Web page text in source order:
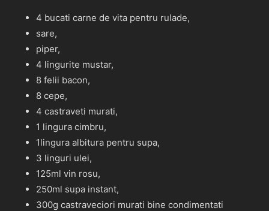
4 bucati carne de vita pentru rulade,
sare,
piper,
4 lingurite mustar,
8 felii bacon,
8 cepe,
4 castraveti murati,
1 lingura cimbru,
1lingura albitura pentru supa,
3 linguri ulei,
125ml vin rosu,
250ml supa instant,
300g castraveciori murati bine condimentati